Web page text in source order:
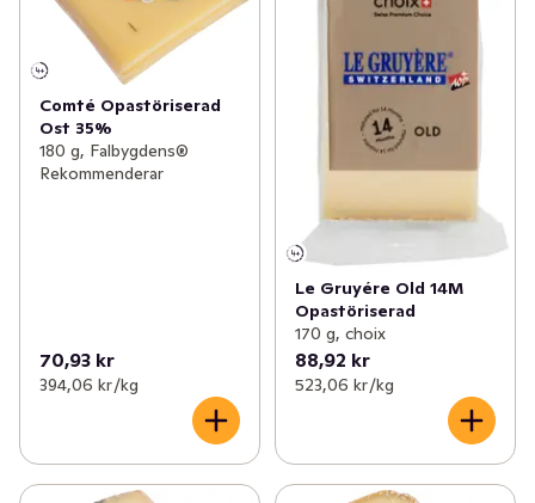
Comté Opastöriserad
Ost 35%
180 g, Falbygdens®
Rekommenderar
70,93 kr
394,06 kr /kg
Le Gruyére Old 14M
Opastöriserad
170 g, choix
88,92 kr
523,06 kr /kg